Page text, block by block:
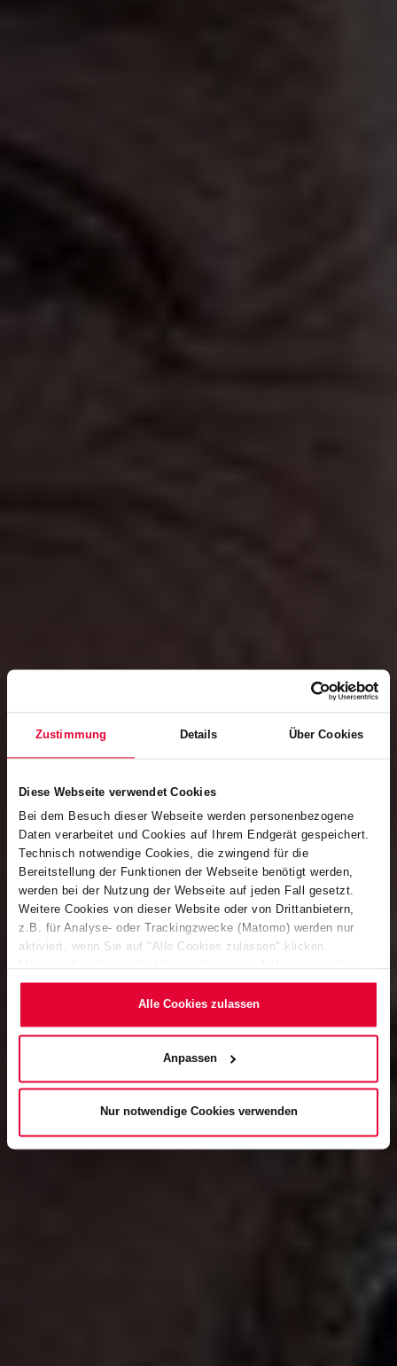
Zustimmung Details Über Cookies
Diese Webseite verwendet Cookies
Bei dem Besuch dieser Webseite werden personenbezogene
Daten verarbeitet und Cookies auf Ihrem Endgerät gespeichert.
Technisch notwendige Cookies, die zwingend für die
Bereitstellung der Funktionen der Webseite benötigt werden,
werden bei der Nutzung der Webseite auf jeden Fall gesetzt.
Weitere Cookies von dieser Website oder von Drittanbietern,
z.B. für Analyse- oder Trackingzwecke (Matomo) werden nur
aktiviert, wenn Sie auf "Alle Cookies zulassen" klicken.
Cookies verwenden". Mehr dazu (einschließlich der Möglichkeit,
die Einwilligungserklärung zu ändern oder zu widerrufen)
Website) bzw. derDatenschutzerklärung.
Alle Cookies zulassen
Anpassen
Nur notwendige Cookies verwenden